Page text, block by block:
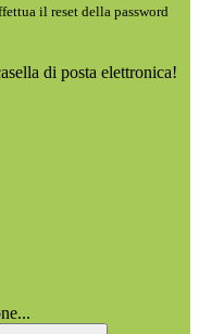
il reset della password
di posta elettronica!